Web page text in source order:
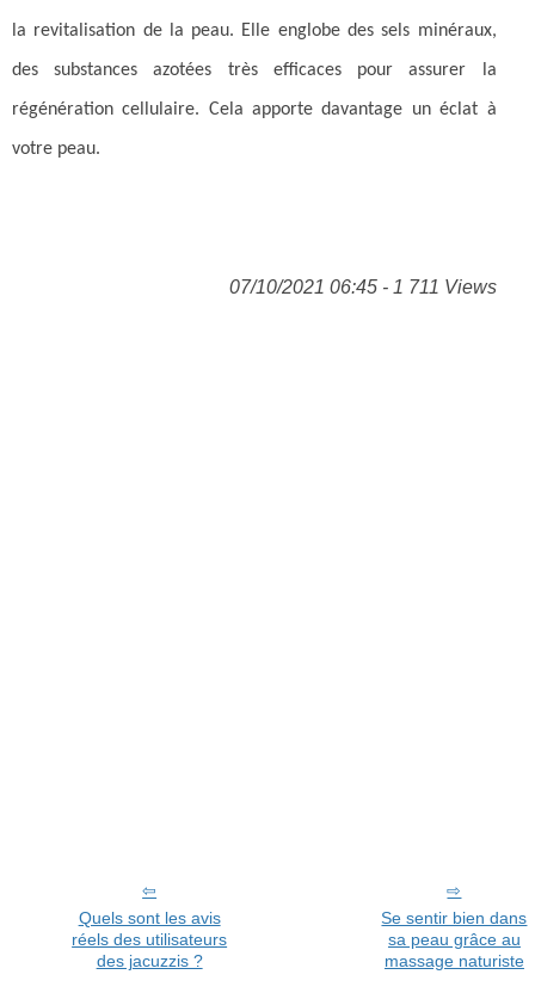
la revitalisation de la peau. Elle englobe des sels minéraux,
des substances azotées très efficaces pour assurer la
régénération cellulaire. Cela apporte davantage un éclat à
votre peau.
07/10/2021 06:45 - 1 711 Views
Quels sont les avis
réels des utilisateurs
des jacuzzis ?
Se sentir bien dans
sa peau grâce au
massage naturiste